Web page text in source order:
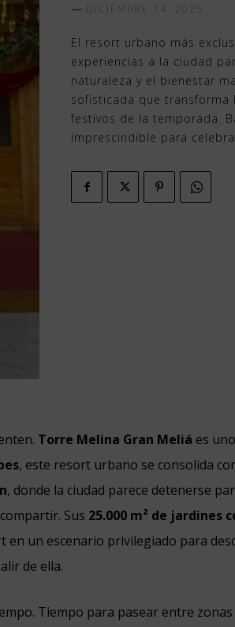
DICIEMBRE 14, 2025
El resort urbano más
experiencias a la ciudad
naturaleza y el bienestar
sofisticada que transforma
festivos de la temporada.
imprescindible para
Torre Melina Gran Meliá es
, este resort urbano se consolida
, donde la ciudad parece detenerse
Sus 25.000 m² de jardines
en un escenario privilegiado para
de ella.
Tiempo para pasear entre zonas